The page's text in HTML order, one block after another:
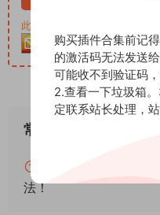
此资源购买后30天内可下载。
常见问题
法！
购买插件合集前记
的激活码无法发送
可能收不到验证码
2.查看一下垃圾箱
定联系站长处理，